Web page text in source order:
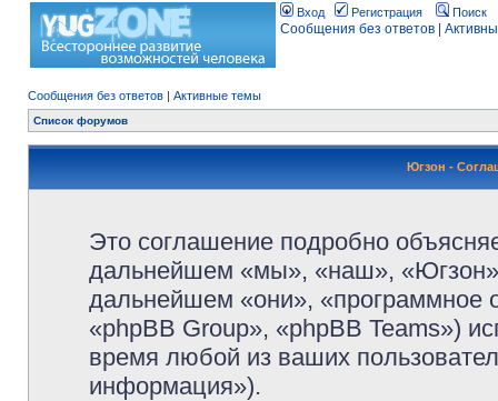
Вход Регистрация Поиск
Сообщения без ответов
Сообщения без ответов | Активные темы
Список форумов
Югзон -
Это соглашение подробно
дальнейшем «мы», «наш»,
дальнейшем «они», «программное
«phpBB Group», «phpBB Teams»)
время любой из ваших
информация»).